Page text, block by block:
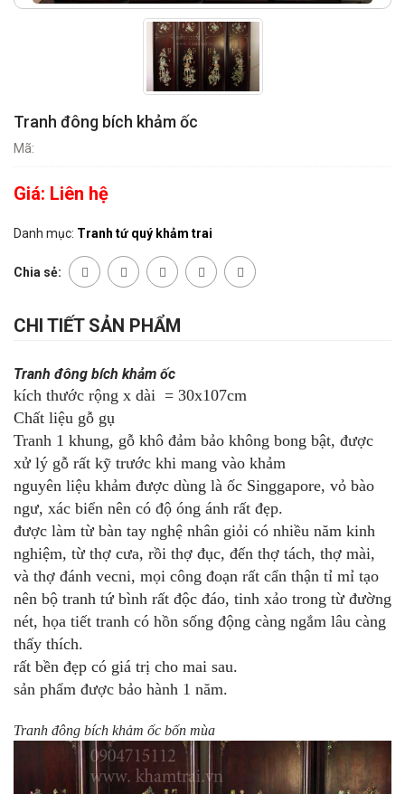
Tranh đông bích khảm ốc
Mã:
Giá: Liên hệ
Danh mục: Tranh tứ quý khảm trai
Chia sẻ:
CHI TIẾT SẢN PHẨM
Tranh đông bích khảm ốc
kích thước rộng x dài = 30x107cm
Chất liệu gỗ gụ
Tranh 1 khung, gỗ khô đảm bảo không bong bật, được
xử lý gỗ rất kỹ trước khi mang vào khảm
nguyên liệu khảm được dùng là ốc Singgapore, vỏ bào
ngư, xác biển nên có độ óng ánh rất đẹp.
được làm từ bàn tay nghệ nhân giỏi có nhiều năm kinh
nghiệm, từ thợ cưa, rồi thợ đục, đến thợ tách, thợ mài,
và thợ đánh vecni, mọi công đoạn rất cẩn thận tỉ mỉ tạo
nên bộ tranh tứ bình rất độc đáo, tinh xảo trong từ đường
nét, họa tiết tranh có hồn sống động càng ngắm lâu càng
thấy thích.
rất bền đẹp có giá trị cho mai sau.
sản phẩm được bảo hành 1 năm.
Tranh đông bích khảm ốc bốn mùa